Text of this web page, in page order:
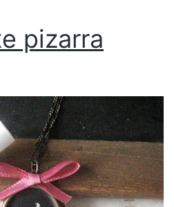
pizarra